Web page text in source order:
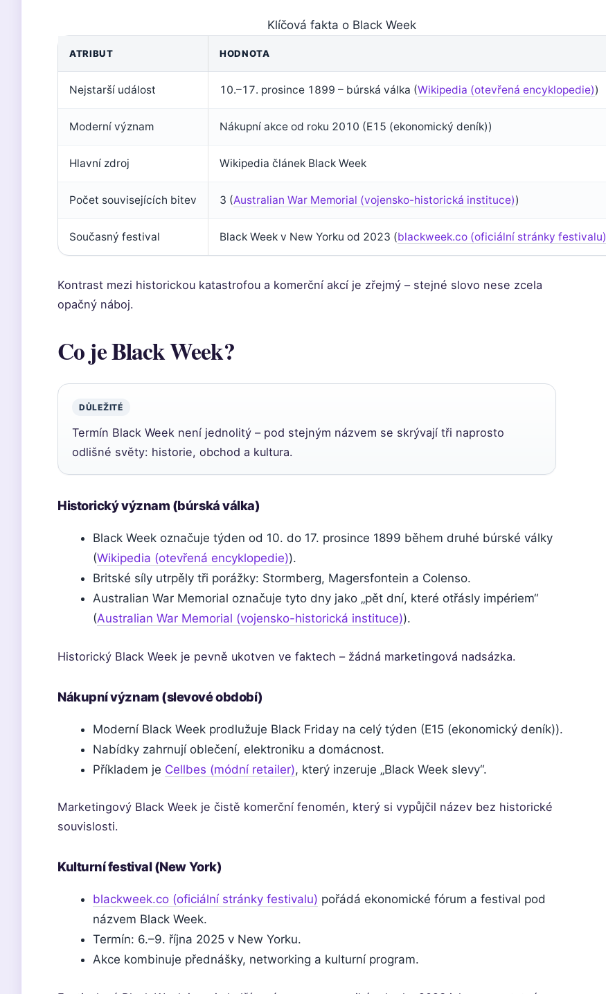
Klíčová fakta o Black Week
ATRIBUT HODNOTA
Nejstarší událost 10.–17. prosince 1899 – búrská válka (Wikipedia (otevřená encyklopedie))
Moderní význam Nákupní akce od roku 2010 (E15 (ekonomický deník))
Hlavní zdroj Wikipedia článek Black Week
Počet souvisejících bitev 3 (Australian War Memorial (vojensko-historická instituce))
Současný festival Black Week v New Yorku od 2023 (blackweek.co (oficiální stránky festivalu)
Kontrast mezi historickou katastrofou a komerční akcí je zřejmý – stejné slovo nese zcela
opačný náboj.
Co je Black Week?
DŮLEŽITÉ
Termín Black Week není jednolitý – pod stejným názvem se skrývají tři naprosto
odlišné světy: historie, obchod a kultura.
Historický význam (búrská válka)
Black Week označuje týden od 10. do 17. prosince 1899 během druhé búrské války
(Wikipedia (otevřená encyklopedie)).
Britské síly utrpěly tři porážky: Stormberg, Magersfontein a Colenso.
Australian War Memorial označuje tyto dny jako „pět dní, které otřásly impériem“
(Australian War Memorial (vojensko-historická instituce)).
Historický Black Week je pevně ukotven ve faktech – žádná marketingová nadsázka.
Nákupní význam (slevové období)
Moderní Black Week prodlužuje Black Friday na celý týden (E15 (ekonomický deník)).
Nabídky zahrnují oblečení, elektroniku a domácnost.
Příkladem je Cellbes (módní retailer), který inzeruje „Black Week slevy“.
Marketingový Black Week je čistě komerční fenomén, který si vypůjčil název bez historické
souvislosti.
Kulturní festival (New York)
blackweek.co (oficiální stránky festivalu) pořádá ekonomické fórum a festival pod
názvem Black Week.
Termín: 6.–9. října 2025 v New Yorku.
Akce kombinuje přednášky, networking a kulturní program.